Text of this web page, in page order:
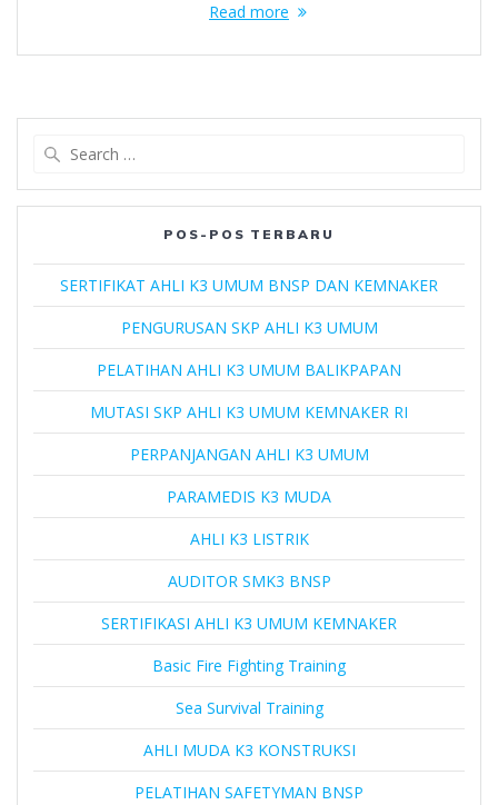
Read more
POS-POS TERBARU
SERTIFIKAT AHLI K3 UMUM BNSP DAN KEMNAKER
PENGURUSAN SKP AHLI K3 UMUM
PELATIHAN AHLI K3 UMUM BALIKPAPAN
MUTASI SKP AHLI K3 UMUM KEMNAKER RI
PERPANJANGAN AHLI K3 UMUM
PARAMEDIS K3 MUDA
AHLI K3 LISTRIK
AUDITOR SMK3 BNSP
SERTIFIKASI AHLI K3 UMUM KEMNAKER
Basic Fire Fighting Training
Sea Survival Training
AHLI MUDA K3 KONSTRUKSI
PELATIHAN SAFETYMAN BNSP